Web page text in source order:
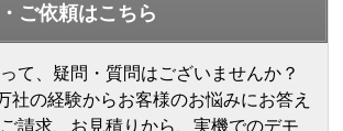
ご依頼はこちら
て、疑問・質問はございませんか？
社の経験からお客様のお悩みにお答え
請求、お見積りから、実機でのデモ